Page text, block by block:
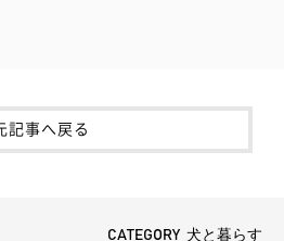
記事へ戻る
CATEGORY 犬と暮らす